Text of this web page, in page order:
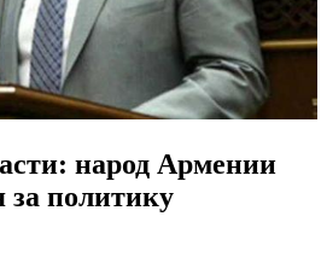
народ Армении
за политику